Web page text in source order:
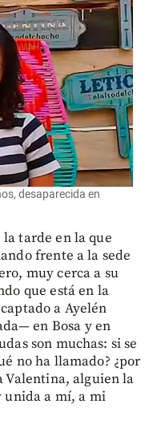
desaparecida en
tarde en la que
frente a la sede
muy cerca a su
que está en la
a Ayelén
en Bosa y en
son muchas: si se
no ha llamado? ¿por
Valentina, alguien la
unida a mí, a mi